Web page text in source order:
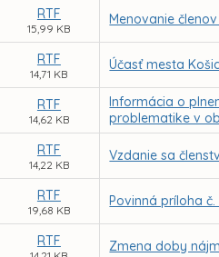
RTF
15,99 KB
Menovanie
RTF
14,71 KB
Účasť mesta
RTF
14,62 KB
Informácia o
problematike v
RTF
14,22 KB
Vzdanie sa
RTF
19,68 KB
Povinná príloha
RTF Zmena doby